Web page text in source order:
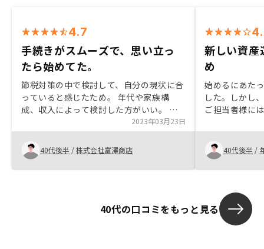
4.7
手続きがスムーズで、思い立っ
たら始めてた。
節税対策の中で検討して、自分の現状に合
っていると感じたため。 年代や家族構
成、収入によって検討した方がいい。 物
件はとてもまともで、それを勧める理由も
納得できる内容でした。 リスクについて
もきちんと説明されました。
2023年03月23日
40代後半 /株式会社富澤商店
新しい資産
め
始めるにあた
した。しかし
ご担当者様に
たので投資を
観や世間に溢
えで、資産運
されるとよい
40代後半 /
40代の口コミをもっと見る